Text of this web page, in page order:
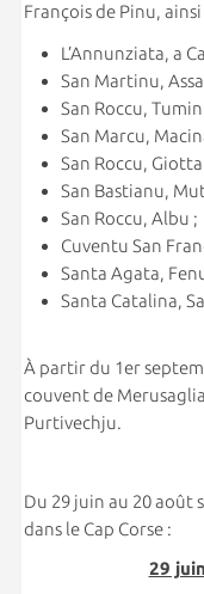
François de Pinu,
L’Annunziata, a
San Martinu,
San Roccu,
San Marcu,
San Roccu,
San Bastianu,
San Roccu, Albu ;
Cuventu San
Santa Agata,
Santa Catalina,
À partir du 1er
couvent de
Purtivechju.
Du 29 juin au 20 août
dans le Cap Corse :
29